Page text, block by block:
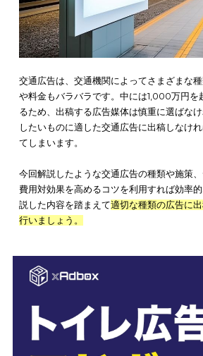
なお、交通広告のメリットについては
いますので、ぜひあわせて参考にして
費用対効果の高い広告なら「
ス)」